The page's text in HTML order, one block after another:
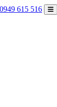
0949 615 516